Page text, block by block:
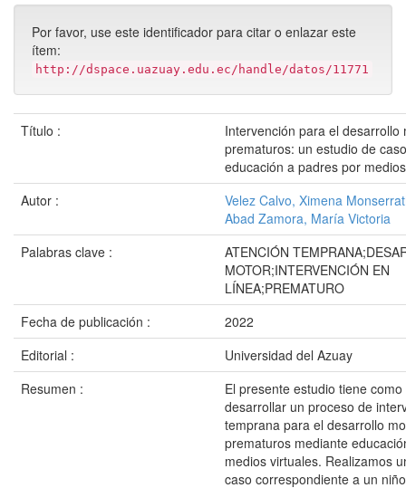
Por favor, use este identificador para citar o enlazar este
ítem:
http://dspace.uazuay.edu.ec/handle/datos/11771
Título :
Intervención para el desarrollo
prematuros: un estudio de
educación a padres por
Autor :
Velez Calvo, Ximena
Abad Zamora, María Victoria
Palabras clave :
ATENCIÓN
MOTOR;INTERVENCIÓN EN
LÍNEA;PREMATURO
Fecha de publicación :
2022
Editorial :
Universidad del Azuay
Resumen :
El presente estudio tiene
desarrollar un proceso de
temprana para el desarrollo
prematuros mediante
medios virtuales. Realizamos
caso correspondiente a un